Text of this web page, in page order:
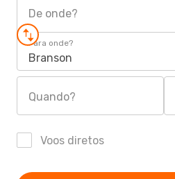
De onde?
Para onde?
Branson
Quando?
Voos diretos